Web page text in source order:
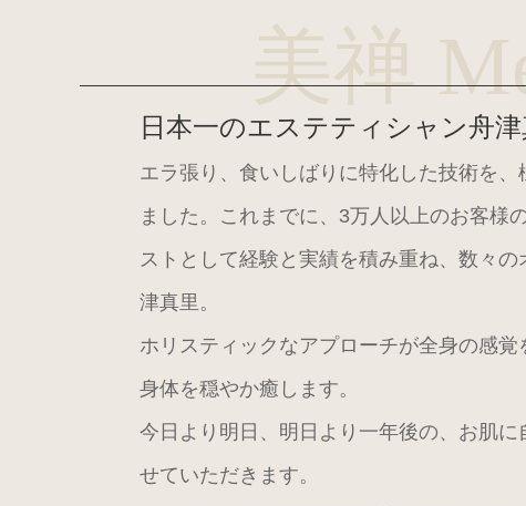
美禅
日本一のエステティシャン舟
エラ張り、食いしばりに特化した技術を
ました。これまでに、3万人以上のお客様
ストとして経験と実績を積み重ね、数々
津真里。
ホリスティックなアプローチが全身の感
身体を穏やか癒します。
今日より明日、明日より一年後の、お肌
せていただきます。